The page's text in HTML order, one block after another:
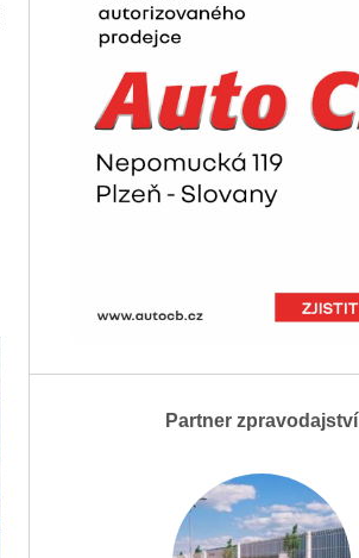
Partner zpravodajství